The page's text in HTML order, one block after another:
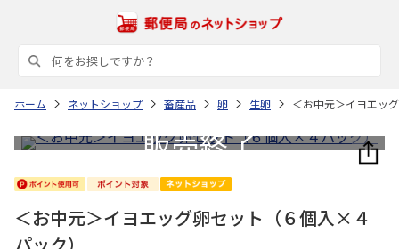
ホーム ネットショップ 畜産品 卵 生卵 ＜お中元＞イヨエッ
＜お中元＞イヨエッグ卵セット（６個入×４